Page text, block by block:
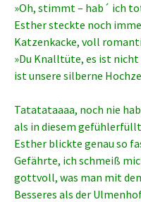
»Oh, stimmt – hab´ ich
Esther steckte noch
Katzenkacke, voll
»Du Knalltüte, es ist
ist unsere silberne
Tatatataaaa, noch nie
als in diesem
Esther blickte genau so
Gefährte, ich schmeiß
gottvoll, was man mit
Besseres als der